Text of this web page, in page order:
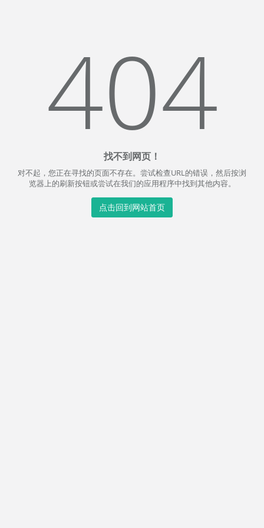
404
找不到网页！
对不起，您正在寻找的页面不存在。尝试检查URL的错误，然后按浏
览器上的刷新按钮或尝试在我们的应用程序中找到其他内容。
点击回到网站首页